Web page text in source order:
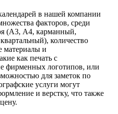
в нашей компании
факторов, среди
(А3, А4, карманный,
количество
материалы и
как печать с
фирменных логотипов, или
для заметок по
услуги могут
и верстку, что также